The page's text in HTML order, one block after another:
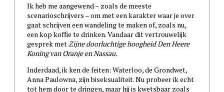
Ik heb me aangewend – zoals de meeste
scenarioschrijvers – om met een karakter waar je over
gaat schrijven een wandeling te maken of, zoals nu,
een kop koffie te drinken. Vandaar dit vertrouwelijk
gesprek metZijne doorluchtige hoogheid Den Heere
Koning van Oranje en Nassau.
Inderdaad, ik ken de feiten: Waterloo, de Grondwet,
Anna Paulowna, zijn biseksualiteit. Nu probeer ik echt
tot hem door te dringen, maar hij is kwetsbaar zoals